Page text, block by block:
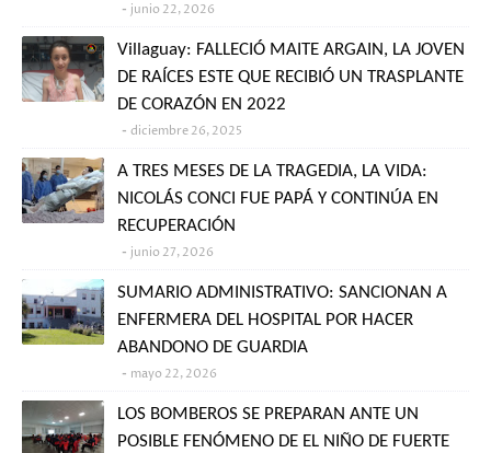
junio 22, 2026
Villaguay: FALLECIÓ MAITE ARGAIN, LA JOVEN
DE RAÍCES ESTE QUE RECIBIÓ UN TRASPLANTE
DE CORAZÓN EN 2022
diciembre 26, 2025
A TRES MESES DE LA TRAGEDIA, LA VIDA:
NICOLÁS CONCI FUE PAPÁ Y CONTINÚA EN
RECUPERACIÓN
junio 27, 2026
SUMARIO ADMINISTRATIVO: SANCIONAN A
ENFERMERA DEL HOSPITAL POR HACER
ABANDONO DE GUARDIA
mayo 22, 2026
LOS BOMBEROS SE PREPARAN ANTE UN
POSIBLE FENÓMENO DE EL NIÑO DE FUERTE